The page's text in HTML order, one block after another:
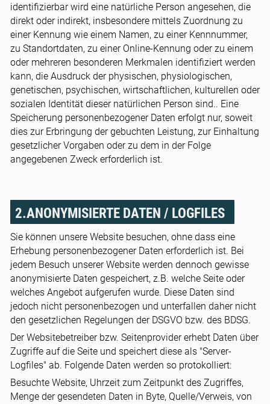
identifizierbar wird eine natürliche Person angesehen, die
direkt oder indirekt, insbesondere mittels Zuordnung zu
einer Kennung wie einem Namen, zu einer Kennnummer,
zu Standortdaten, zu einer Online-Kennung oder zu einem
oder mehreren besonderen Merkmalen identifiziert werden
kann, die Ausdruck der physischen, physiologischen,
genetischen, psychischen, wirtschaftlichen, kulturellen oder
sozialen Identität dieser natürlichen Person sind.. Eine
Speicherung personenbezogener Daten erfolgt nur, soweit
dies zur Erbringung der gebuchten Leistung, zur Einhaltung
gesetzlicher Vorgaben oder zu dem in der Folge
angegebenen Zweck erforderlich ist.
2.ANONYMISIERTE DATEN / LOGFILES
Sie können unsere Website besuchen, ohne dass eine
Erhebung personenbezogener Daten erforderlich ist. Bei
jedem Besuch unserer Website werden dennoch gewisse
anonymisierte Daten gespeichert, z.B. welche Seite oder
welches Angebot aufgerufen wurde. Diese Daten sind
jedoch nicht personenbezogen und unterfallen daher nicht
den gesetzlichen Regelungen der DSGVO bzw. des BDSG.
Der Websitebetreiber bzw. Seitenprovider erhebt Daten über
Zugriffe auf die Seite und speichert diese als "Server-
Logfiles" ab. Folgende Daten werden so protokolliert:
Besuchte Website, Uhrzeit zum Zeitpunkt des Zugriffes,
Menge der gesendeten Daten in Byte, Quelle/Verweis, von